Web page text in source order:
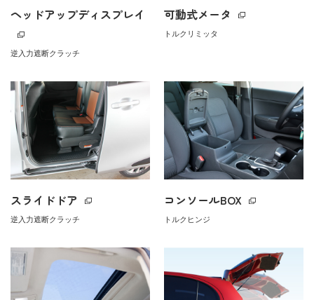
ヘッドアップディスプレイ
逆入力遮断クラッチ
可動式メータ
トルクリミッタ
スライドドア
逆入力遮断クラッチ
コンソールBOX
トルクヒンジ